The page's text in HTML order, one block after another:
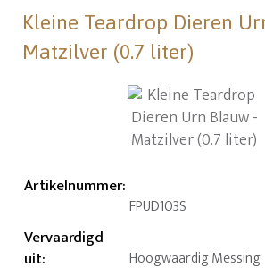
Kleine Teardrop Dieren
Matzilver (0.7 liter)
Artikelnummer:
FPUD103S
Vervaardigd
uit: Hoogwaardig Messing